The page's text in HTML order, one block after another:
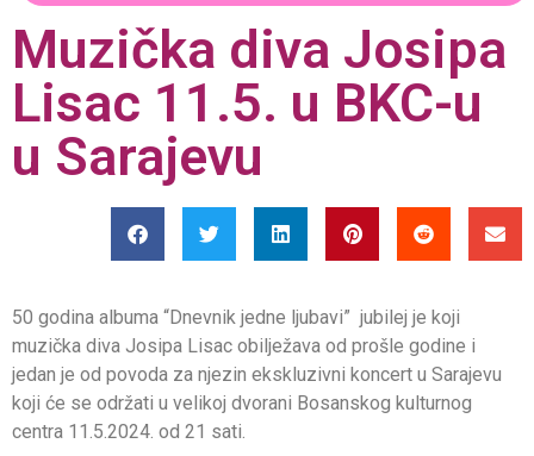
Muzička diva Josipa
Lisac 11.5. u BKC-u
u Sarajevu
50 godina albuma “Dnevnik jedne ljubavi” jubilej je koji
muzička diva Josipa Lisac obilježava od prošle godine i
jedan je od povoda za njezin ekskluzivni koncert u Sarajevu
koji će se održati u velikoj dvorani Bosanskog kulturnog
centra 11.5.2024. od 21 sati.